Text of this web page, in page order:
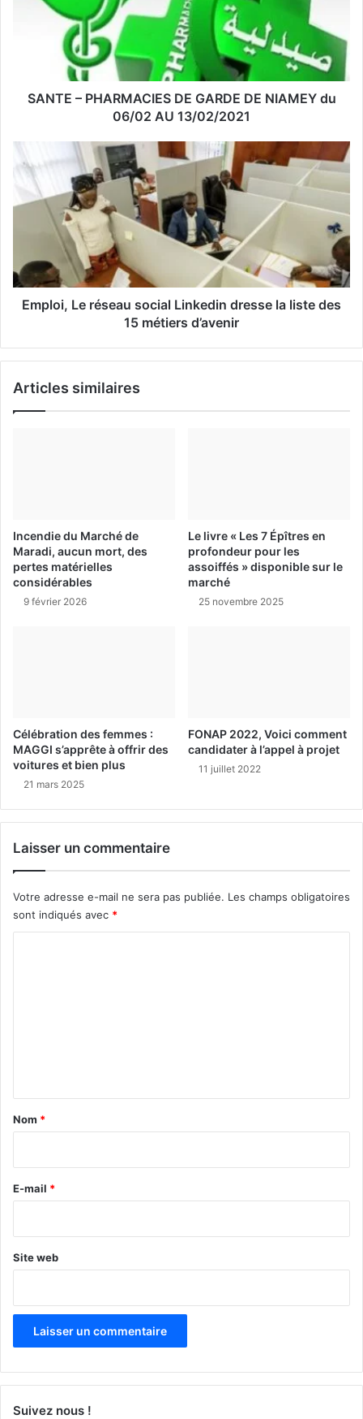
a
SANTE – PHARMACIES DE GARDE DE NIAMEY du
06/02 AU 13/02/2021
Emploi, Le réseau social Linkedin dresse la liste des
15 métiers d’avenir
Articles similaires
Incendie du Marché de
Maradi, aucun mort, des
pertes matérielles
considérables
9 février 2026
Le livre « Les 7 Épîtres en
profondeur pour les
assoiffés » disponible sur le
marché
25 novembre 2025
Célébration des femmes :
MAGGI s’apprête à offrir des
voitures et bien plus
21 mars 2025
FONAP 2022, Voici comment
candidater à l’appel à projet
11 juillet 2022
Laisser un commentaire
Votre adresse e-mail ne sera pas publiée. Les champs obligatoires
sont indiqués avec *
a
e
Nom *
E-mail *
Site web
Suivez nous !